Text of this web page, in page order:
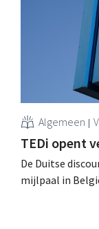
Algemeen
TEDi opent
De Duitse
mijlpaal in